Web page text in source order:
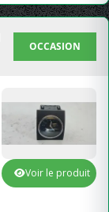
OCCASION
Voir le produit